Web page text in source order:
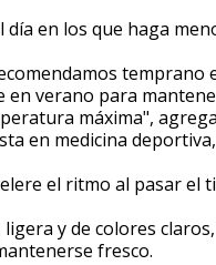
día en los que haga
temprano
en verano para
máxima",
en medicina
el ritmo al pasar el
y de colores
fresco.